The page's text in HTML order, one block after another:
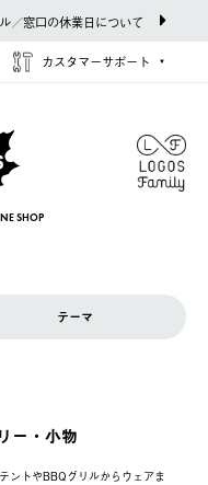
／窓口の休業日について
カスタマーサポート
SHOP
テーマ
ー・小物
ントやBBQグリルからウェアま